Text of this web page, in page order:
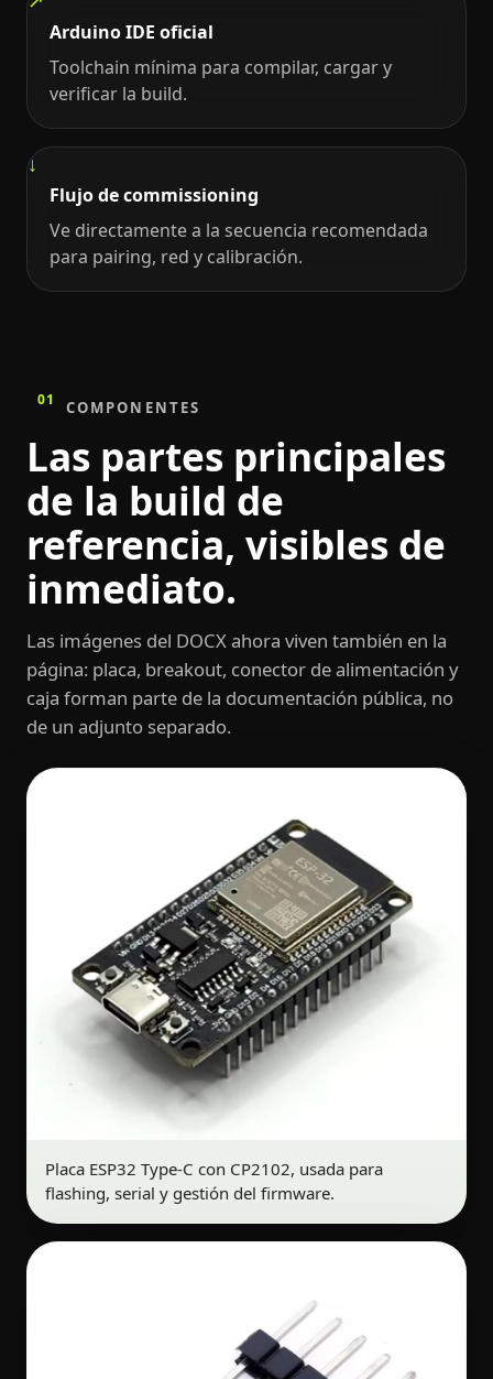
Arduino IDE oficial
Toolchain mínima para compilar, cargar y
verificar la build.
Flujo de commissioning
Ve directamente a la secuencia recomendada
para pairing, red y calibración.
01 COMPONENTES
Las partes principales
de la build de
referencia, visibles de
inmediato.
Las imágenes del DOCX ahora viven también en la
página: placa, breakout, conector de alimentación y
caja forman parte de la documentación pública, no
de un adjunto separado.
Placa ESP32 Type-C con CP2102, usada para
flashing, serial y gestión del firmware.